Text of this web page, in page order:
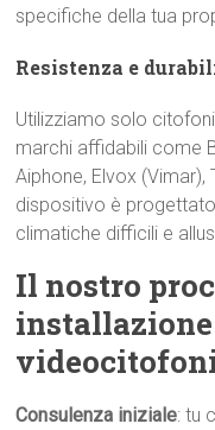
specifiche della tua
Resistenza e
Utilizziamo solo
marchi affidabili come
Aiphone, Elvox (Vimar),
dispositivo è
climatiche difficili e
Il nostro
Consulenza iniziale: tu